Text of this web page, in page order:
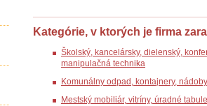
Kategórie, v ktorých je firma
Školský, kancelársky, dielenský,
manipulačná technika
Komunálny odpad, kontajnery,
Mestský mobiliár, vitríny, úradné